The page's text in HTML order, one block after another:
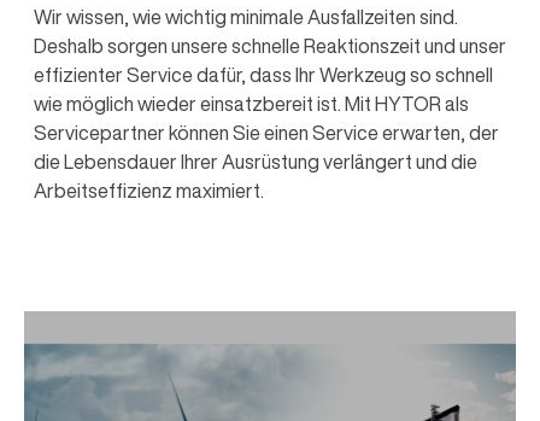
Wir wissen, wie wichtig minimale Ausfallzeiten sind.
Deshalb sorgen unsere schnelle Reaktionszeit und unser
effizienter Service dafür, dass Ihr Werkzeug so schnell
wie möglich wieder einsatzbereit ist. Mit HYTOR als
Servicepartner können Sie einen Service erwarten, der
die Lebensdauer Ihrer Ausrüstung verlängert und die
Arbeitseffizienz maximiert.